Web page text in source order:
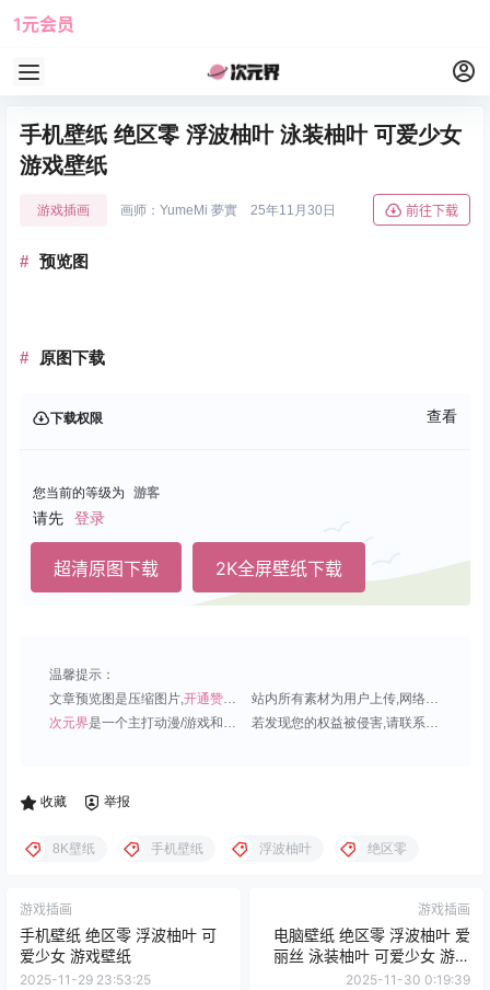
1元会员
手机壁纸 绝区零 浮波柚叶 泳装柚叶 可爱少女
游戏壁纸
游戏插画 画师：YumeMi 夢實 25年11月30日 前往下载
预览图
原图下载
下载权限 查看
您当前的等级为 游客
请先 登录
超清原图下载 2K全屏壁纸下载
温馨提示：
文章预览图是压缩图片,开通赞助会员 可免费下载超清原图;
站内所有素材为用户上传,网络分享或原创,请勿用于商业用途;
次元界是一个主打动漫/游戏和虚拟偶像角色的插画壁纸平台; 若发现您的权益被侵害,请联系QQ1815919191,我们尽快处理.
收藏 举报
8K壁纸 手机壁纸 浮波柚叶 绝区零
游戏插画
手机壁纸 绝区零 浮波柚叶 可
爱少女 游戏壁纸
2025-11-29 23:53:25
游戏插画
电脑壁纸 绝区零 浮波柚叶 爱
丽丝 泳装柚叶 可爱少女 游戏
壁纸
2025-11-30 0:19:39